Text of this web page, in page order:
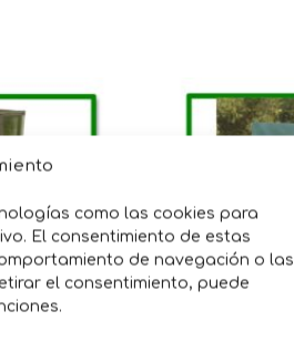
como las cookies para
El consentimiento de estas
de navegación o las
el consentimiento, puede